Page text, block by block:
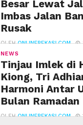
Besar Lewat
Imbas Jalan
Rusak
OLEHONLINEBEKASI.COM
NEWS
Tinjau Imlek di
Kiong, Tri
Harmoni Antar
Bulan Ramadan
OLEHONLINEBEKASI.COM